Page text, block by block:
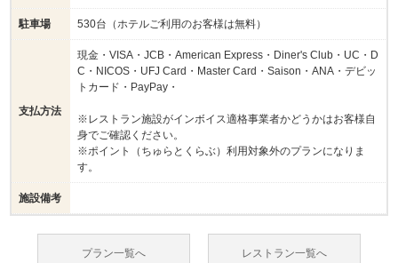
駐車場 530台（ホテルご利用のお客様は無料）
支払方法
現金・VISA・JCB・American Express・Diner's Club・UC・D
C・NICOS・UFJ Card・Master Card・Saison・ANA・デビッ
トカード・PayPay・
※レストラン施設がインボイス適格事業者かどうかはお客様自
身でご確認ください。
※ポイント（ちゅらとくらぶ）利用対象外のプランになりま
す。
施設備考
プラン一覧へ レストラン一覧へ